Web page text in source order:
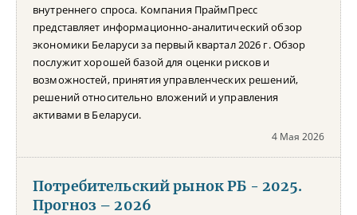
внутреннего спроса. Компания ПраймПресс
представляет информационно-аналитический обзор
экономики Беларуси за первый квартал 2026 г. Обзор
послужит хорошей базой для оценки рисков и
возможностей, принятия управленческих решений,
решений относительно вложений и управления
активами в Беларуси.
4 Мая 2026
Потребительский рынок РБ - 2025.
Прогноз – 2026